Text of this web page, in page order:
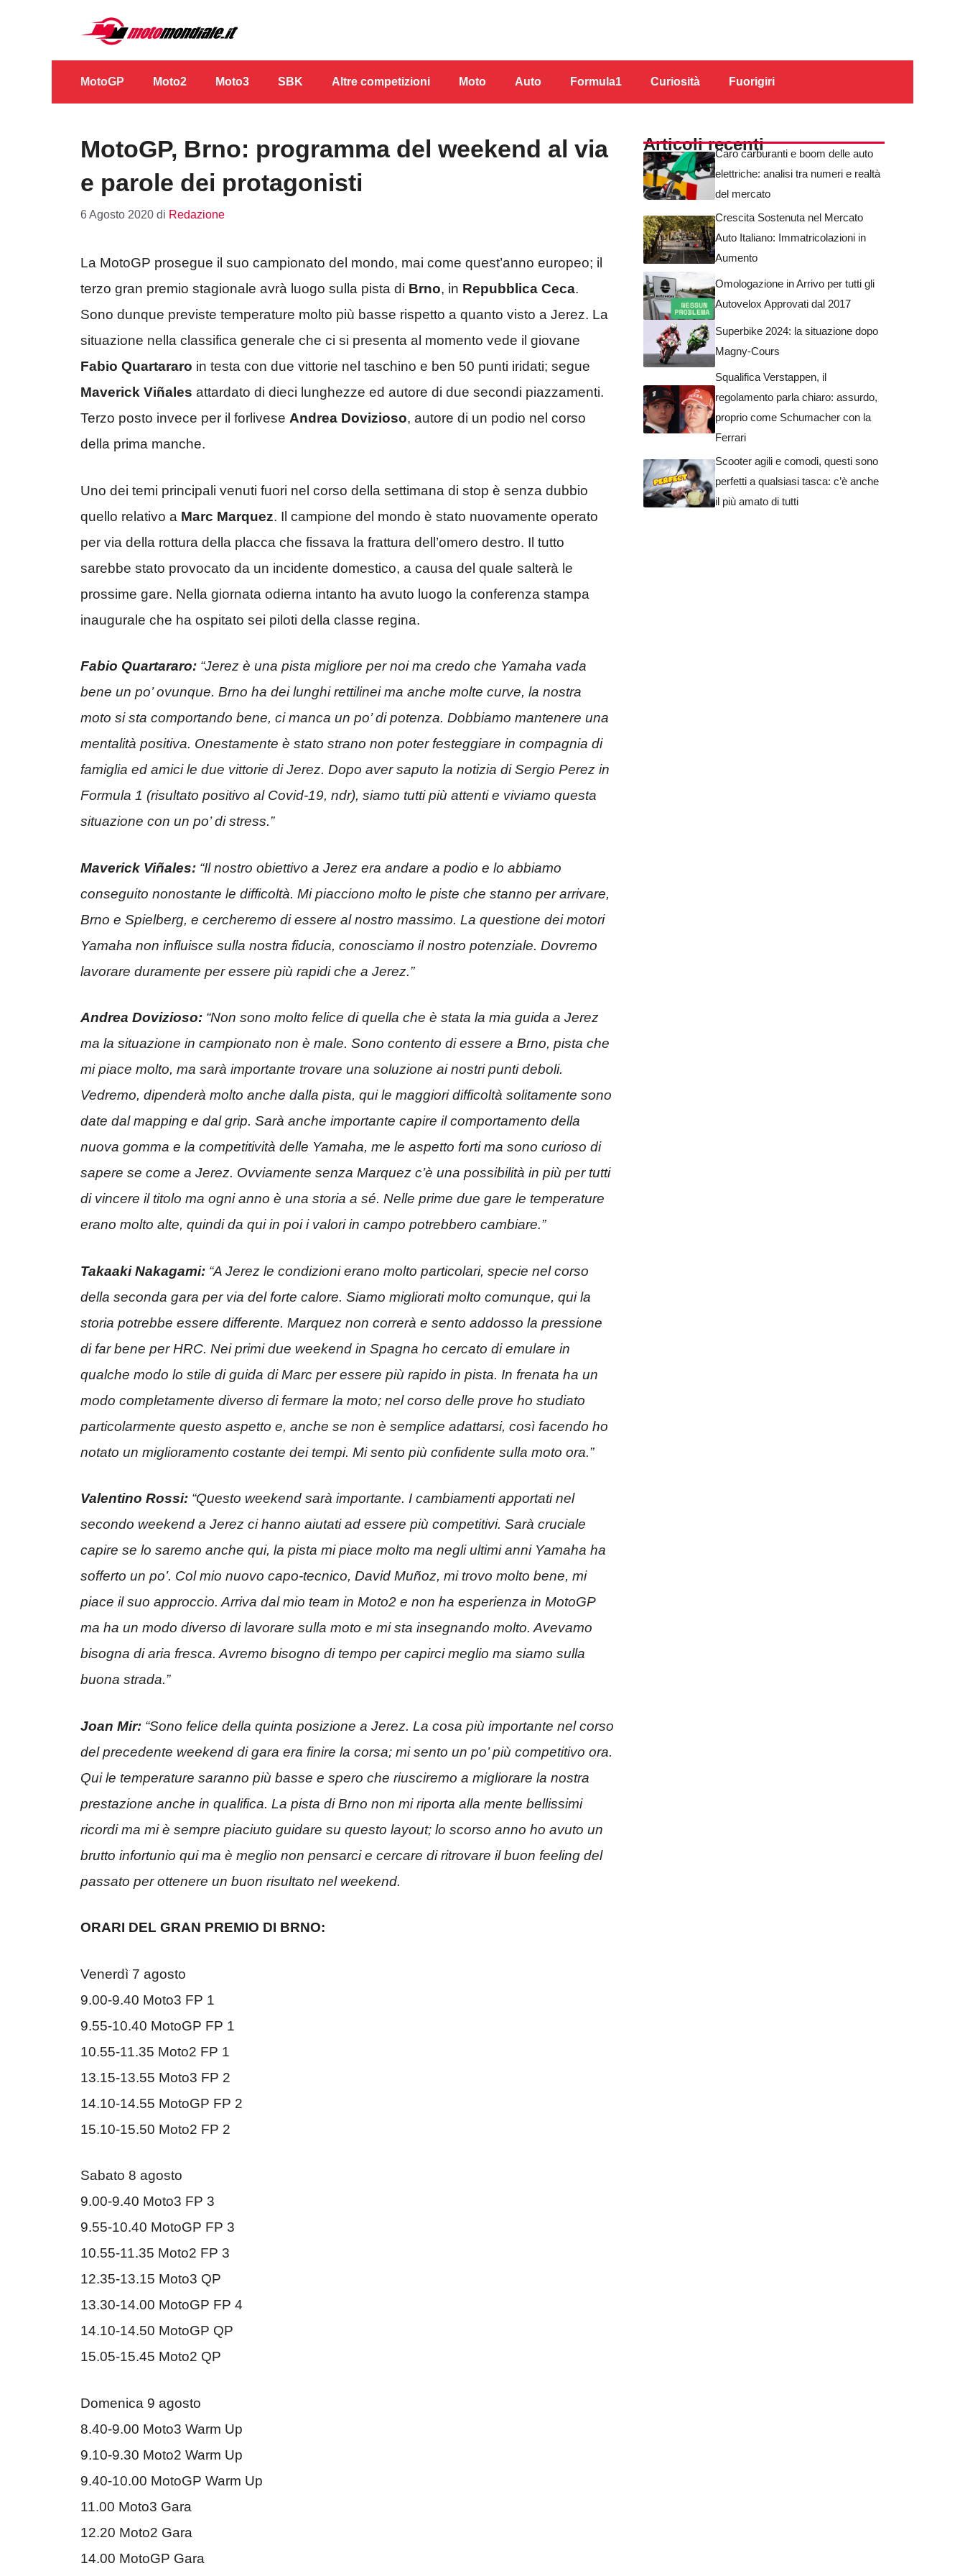
contenuto
MotoGP Moto2 Moto3 SBK Altre competizioni Moto Auto Formula1 Curiosità Fuorigiri
MotoGP, Brno: programma del weekend al via
e parole dei protagonisti
6 Agosto 2020 di Redazione
La MotoGP prosegue il suo campionato del mondo, mai come quest’anno europeo; il
terzo gran premio stagionale avrà luogo sulla pista di Brno, in Repubblica Ceca.
Sono dunque previste temperature molto più basse rispetto a quanto visto a Jerez. La
situazione nella classifica generale che ci si presenta al momento vede il giovane
Fabio Quartararo in testa con due vittorie nel taschino e ben 50 punti iridati; segue
Maverick Viñales attardato di dieci lunghezze ed autore di due secondi piazzamenti.
Terzo posto invece per il forlivese Andrea Dovizioso, autore di un podio nel corso
della prima manche.
Uno dei temi principali venuti fuori nel corso della settimana di stop è senza dubbio
quello relativo a Marc Marquez. Il campione del mondo è stato nuovamente operato
per via della rottura della placca che fissava la frattura dell’omero destro. Il tutto
sarebbe stato provocato da un incidente domestico, a causa del quale salterà le
prossime gare. Nella giornata odierna intanto ha avuto luogo la conferenza stampa
inaugurale che ha ospitato sei piloti della classe regina.
Fabio Quartararo: “Jerez è una pista migliore per noi ma credo che Yamaha vada
bene un po’ ovunque. Brno ha dei lunghi rettilinei ma anche molte curve, la nostra
moto si sta comportando bene, ci manca un po’ di potenza. Dobbiamo mantenere una
mentalità positiva. Onestamente è stato strano non poter festeggiare in compagnia di
famiglia ed amici le due vittorie di Jerez. Dopo aver saputo la notizia di Sergio Perez in
Formula 1 (risultato positivo al Covid-19, ndr), siamo tutti più attenti e viviamo questa
situazione con un po’ di stress.”
Maverick Viñales: “Il nostro obiettivo a Jerez era andare a podio e lo abbiamo
conseguito nonostante le difficoltà. Mi piacciono molto le piste che stanno per arrivare,
Brno e Spielberg, e cercheremo di essere al nostro massimo. La questione dei motori
Yamaha non influisce sulla nostra fiducia, conosciamo il nostro potenziale. Dovremo
lavorare duramente per essere più rapidi che a Jerez.”
Andrea Dovizioso: “Non sono molto felice di quella che è stata la mia guida a Jerez
ma la situazione in campionato non è male. Sono contento di essere a Brno, pista che
mi piace molto, ma sarà importante trovare una soluzione ai nostri punti deboli.
Vedremo, dipenderà molto anche dalla pista, qui le maggiori difficoltà solitamente sono
date dal mapping e dal grip. Sarà anche importante capire il comportamento della
nuova gomma e la competitività delle Yamaha, me le aspetto forti ma sono curioso di
sapere se come a Jerez. Ovviamente senza Marquez c’è una possibilità in più per tutti
di vincere il titolo ma ogni anno è una storia a sé. Nelle prime due gare le temperature
erano molto alte, quindi da qui in poi i valori in campo potrebbero cambiare.”
Takaaki Nakagami: “A Jerez le condizioni erano molto particolari, specie nel corso
della seconda gara per via del forte calore. Siamo migliorati molto comunque, qui la
storia potrebbe essere differente. Marquez non correrà e sento addosso la pressione
di far bene per HRC. Nei primi due weekend in Spagna ho cercato di emulare in
qualche modo lo stile di guida di Marc per essere più rapido in pista. In frenata ha un
modo completamente diverso di fermare la moto; nel corso delle prove ho studiato
particolarmente questo aspetto e, anche se non è semplice adattarsi, così facendo ho
notato un miglioramento costante dei tempi. Mi sento più confidente sulla moto ora.”
Valentino Rossi: “Questo weekend sarà importante. I cambiamenti apportati nel
secondo weekend a Jerez ci hanno aiutati ad essere più competitivi. Sarà cruciale
capire se lo saremo anche qui, la pista mi piace molto ma negli ultimi anni Yamaha ha
sofferto un po’. Col mio nuovo capo-tecnico, David Muñoz, mi trovo molto bene, mi
piace il suo approccio. Arriva dal mio team in Moto2 e non ha esperienza in MotoGP
ma ha un modo diverso di lavorare sulla moto e mi sta insegnando molto. Avevamo
bisogna di aria fresca. Avremo bisogno di tempo per capirci meglio ma siamo sulla
buona strada.”
Joan Mir: “Sono felice della quinta posizione a Jerez. La cosa più importante nel corso
del precedente weekend di gara era finire la corsa; mi sento un po’ più competitivo ora.
Qui le temperature saranno più basse e spero che riusciremo a migliorare la nostra
prestazione anche in qualifica. La pista di Brno non mi riporta alla mente bellissimi
ricordi ma mi è sempre piaciuto guidare su questo layout; lo scorso anno ho avuto un
brutto infortunio qui ma è meglio non pensarci e cercare di ritrovare il buon feeling del
passato per ottenere un buon risultato nel weekend.
ORARI DEL GRAN PREMIO DI BRNO:
Venerdì 7 agosto
9.00-9.40 Moto3 FP 1
9.55-10.40 MotoGP FP 1
10.55-11.35 Moto2 FP 1
13.15-13.55 Moto3 FP 2
14.10-14.55 MotoGP FP 2
15.10-15.50 Moto2 FP 2
Sabato 8 agosto
9.00-9.40 Moto3 FP 3
9.55-10.40 MotoGP FP 3
10.55-11.35 Moto2 FP 3
12.35-13.15 Moto3 QP
13.30-14.00 MotoGP FP 4
14.10-14.50 MotoGP QP
15.05-15.45 Moto2 QP
Domenica 9 agosto
8.40-9.00 Moto3 Warm Up
9.10-9.30 Moto2 Warm Up
9.40-10.00 MotoGP Warm Up
11.00 Moto3 Gara
12.20 Moto2 Gara
14.00 MotoGP Gara
Articoli recentiCaro carburanti e boom delle auto
elettriche: analisi tra numeri e realtà
del mercato
Crescita Sostenuta nel Mercato
Auto Italiano: Immatricolazioni in
Aumento
Omologazione in Arrivo per tutti gli
Autovelox Approvati dal 2017
Superbike 2024: la situazione dopo
Magny-Cours
Squalifica Verstappen, il
regolamento parla chiaro: assurdo,
proprio come Schumacher con la
Ferrari
Scooter agili e comodi, questi sono
perfetti a qualsiasi tasca: c’è anche
il più amato di tutti